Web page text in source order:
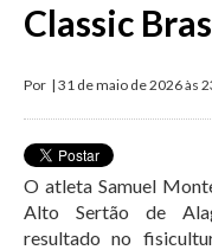
Classic
Por | 31 de maio de 2026 às
O atleta Samuel
Alto Sertão de
resultado no